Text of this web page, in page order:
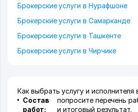
Брокерские услуги в Нурафшоне
Брокерские услуги в Самарканде
Брокерские услуги в Ташкенте
Брокерские услуги в Чирчике
Как выбрать услугу и исполнителя
Состав
работ:
попросите перечень
и итоговый результат.